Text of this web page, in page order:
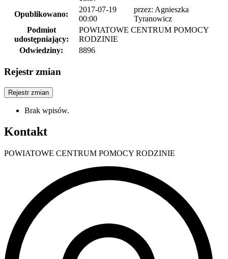
Opublikowano:
2017-07-19
00:00
przez: Agnieszka
Tyranowicz
Podmiot
udostępniający:
POWIATOWE CENTRUM POMOCY
RODZINIE
Odwiedziny:
8896
Rejestr zmian
Rejestr zmian
Brak wpisów.
Kontakt
POWIATOWE CENTRUM POMOCY RODZINIE